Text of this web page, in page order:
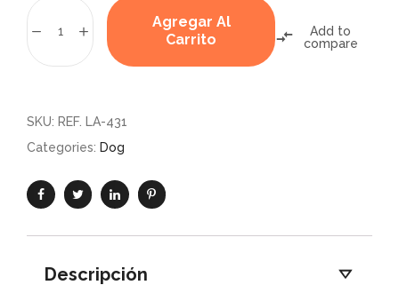
Agregar Al
Carrito
Add to
compare
SKU: REF. LA-431
Categories: Dog
Descripción